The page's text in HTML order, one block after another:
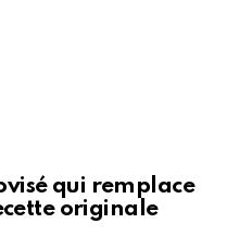
qui remplace
originale